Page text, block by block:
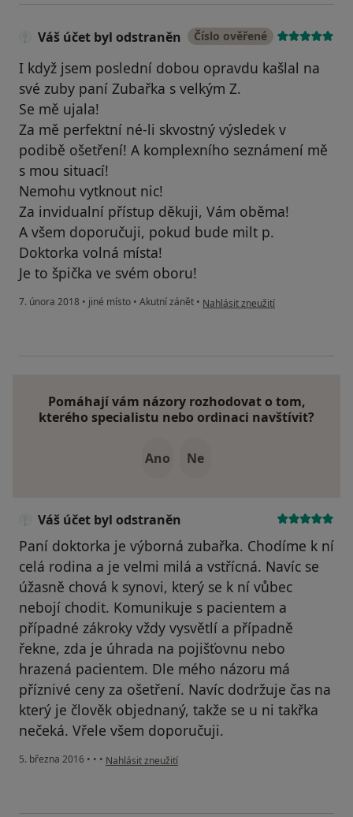
Váš účet byl odstraněn Číslo ověřené
I když jsem poslední dobou opravdu kašlal na
své zuby paní Zubařka s velkým Z.
Se mě ujala!
Za mě perfektní né-li skvostný výsledek v
podibě ošetření! A komplexního seznámení mě
s mou situací!
Nemohu vytknout nic!
Za invidualní přístup děkuji, Vám oběma!
A všem doporučuji, pokud bude milt p.
Doktorka volná místa!
Je to špička ve svém oboru!
7. února 2018 • jiné místo • Akutní zánět • podle názoru uživatele Váš účet
Nahlásit zneužití
Pomáhají vám názory rozhodovat o tom,
kterého specialistu nebo ordinaci navštívit?
Ano Ne
Váš účet byl odstraněn
Paní doktorka je výborná zubařka. Chodíme k ní
celá rodina a je velmi milá a vstřícná. Navíc se
úžasně chová k synovi, který se k ní vůbec
nebojí chodit. Komunikuje s pacientem a
případné zákroky vždy vysvětlí a případně
řekne, zda je úhrada na pojišťovnu nebo
hrazená pacientem. Dle mého názoru má
příznivé ceny za ošetření. Navíc dodržuje čas na
který je člověk objednaný, takže se u ni takřka
nečeká. Vřele všem doporučuji.
5. března 2016 • • • podle názoru uživatele Váš účet byl odstraněn
Nahlásit zneužití